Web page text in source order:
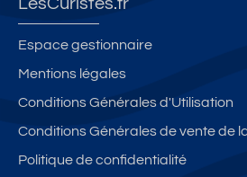
Espace gestionnaire
Mentions légales
Conditions Générales d'Utilisation
Conditions Générales de vente de
Politique de confidentialité